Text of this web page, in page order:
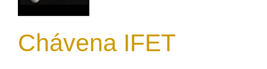
Chávena IFET